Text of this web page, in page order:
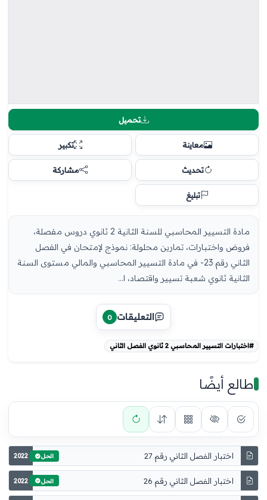
تحميل
معاينة تكبير
تحديث مشاركة
تبليغ
مادة التسيير المحاسبي للسنة الثانية 2 ثانوي دروس مفصلة،
فروض واختبارات، تمارين محلولة: نموذج لإمتحان في الفصل
الثاني رقم 23- في مادة التسيير المحاسبي والمالي مستوى السنة
الثانية ثانوي شعبة تسيير واقتصاد، ا...
التعليقات 0
#اختبارات التسيير المحاسبي 2 ثانوي الفصل الثاني
طالع أيضًا
اختبار الفصل الثاني رقم 27 2022 الحل
اختبار الفصل الثاني رقم 26 2022 الحل